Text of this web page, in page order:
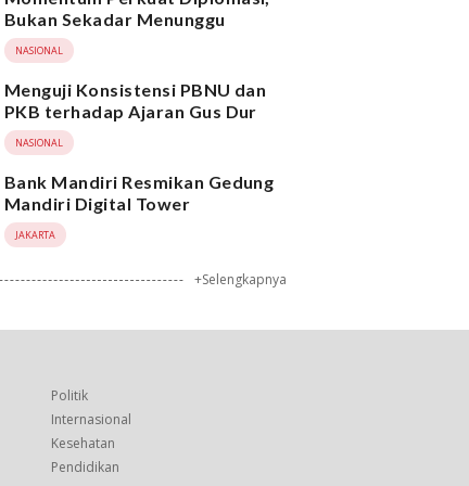
Bukan Sekadar Menunggu
NASIONAL
Menguji Konsistensi PBNU dan
PKB terhadap Ajaran Gus Dur
NASIONAL
Bank Mandiri Resmikan Gedung
Mandiri Digital Tower
JAKARTA
+Selengkapnya
Politik
Internasional
Kesehatan
Pendidikan